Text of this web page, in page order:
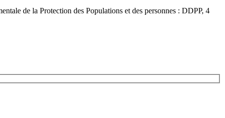
de la Protection des Populations et des personnes : DDPP, 4